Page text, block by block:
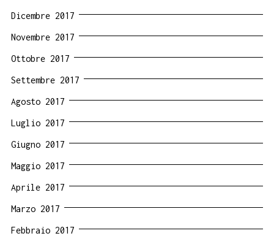
Dicembre 2017
Novembre 2017
Ottobre 2017
Settembre 2017
Agosto 2017
Luglio 2017
Giugno 2017
Maggio 2017
Aprile 2017
Marzo 2017
Febbraio 2017